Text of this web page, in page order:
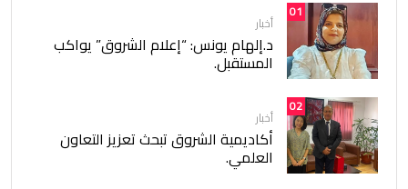
01
أخبار
د.إلهام يونس: “إعلام الشروق” يواكب
المستقبل.
02
أخبار
أكاديمية الشروق تبحث تعزيز التعاون
العلمي.